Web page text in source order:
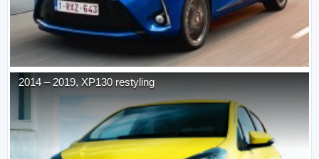
2014 – 2019, XP130 restyling